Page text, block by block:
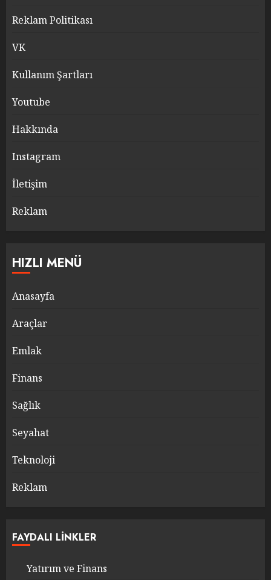
Reklam Politikası
VK
Kullanım Şartları
Youtube
Hakkında
Instagram
İletişim
Reklam
HIZLI MENÜ
Anasayfa
Araçlar
Emlak
Finans
Sağlık
Seyahat
Teknoloji
Reklam
FAYDALI LINKLER
Yatırım ve Finans